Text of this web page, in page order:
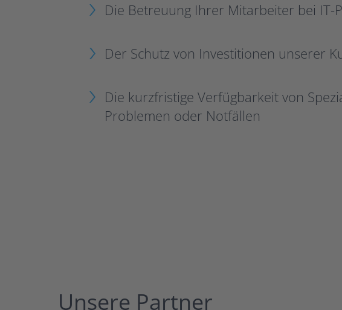
Die Betreuung Ihrer Mitarbeiter bei IT-
Der Schutz von Investitionen unserer
Die kurzfristige Verfügbarkeit von
Problemen oder Notfällen
Unsere Partner